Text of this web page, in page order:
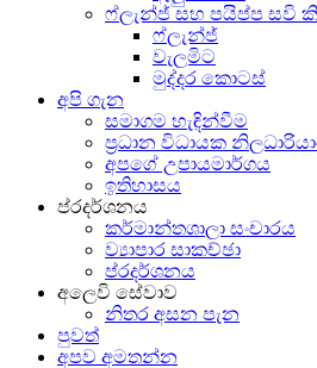
ෆ්ලැන්ජ් සහ පයිප්ප සවි
ෆ්ලැන්ජ්
වැලමිට
මුද්දර කොටස්
අපි ගැන
සමාගම හැඳින්වීම
ප්‍රධාන විධායක
අපගේ උපායමාර්ගය
ඉතිහාසය
ප්රදර්ශනය
කර්මාන්තශාලා සංචාරය
ව්‍යාපාර සාකච්ඡා
ප්රදර්ශනය
අලෙවි සේවාව
නිතර අසන පැන
පුවත්
අපව අමතන්න